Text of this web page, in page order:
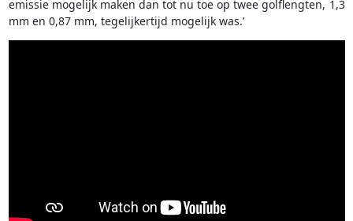
emissie mogelijk maken dan tot nu toe op twee golflengten, 1,3
mm en 0,87 mm, tegelijkertijd mogelijk was.’